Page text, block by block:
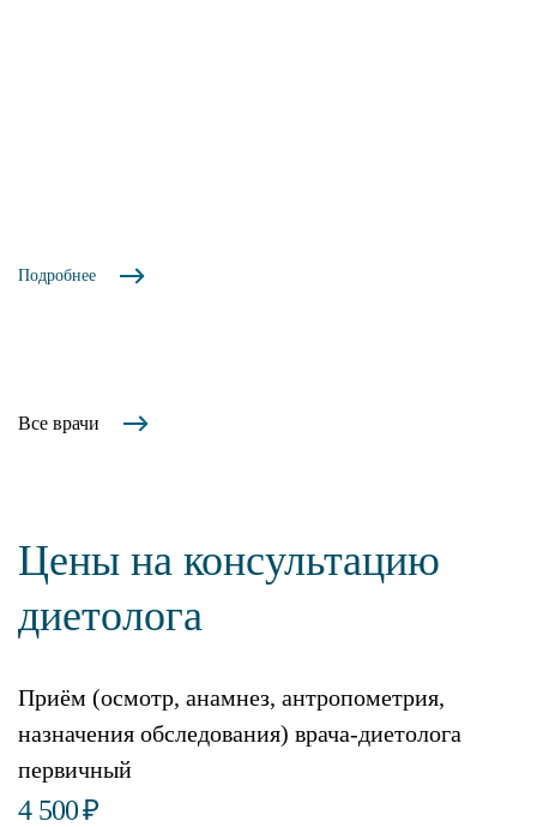
Подробнее
Все врачи
Цены на консультацию
диетолога
Приём (осмотр, анамнез, антропометрия,
назначения обследования) врача-диетолога
первичный
4 500₽